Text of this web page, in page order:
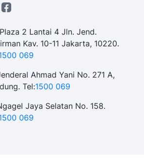
2 Lantai 4 Jln. Jend.
Kav. 10-11 Jakarta, 10220.
069
Ahmad Yani No. 271 A,
Tel:1500 069
Jaya Selatan No. 158.
069